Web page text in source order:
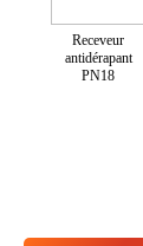
Receveur
antidérapant
PN18